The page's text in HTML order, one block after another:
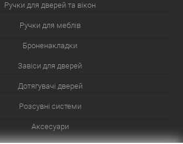
Ручки для дверей та вікон
Ручки для меблів
Броненакладки
Завіси для дверей
Дотягувачі дверей
Розсувні системи
Аксесуари